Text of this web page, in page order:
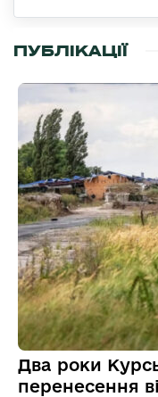
ПУБЛІКАЦІЇ
Два роки
перенесення